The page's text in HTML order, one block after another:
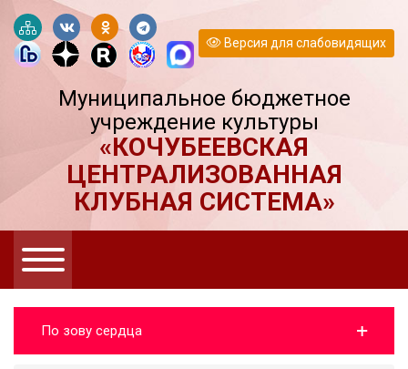
Версия для слабовидящих
Муниципальное бюджетное
учреждение культуры
«КОЧУБЕЕВСКАЯ
ЦЕНТРАЛИЗОВАННАЯ
КЛУБНАЯ СИСТЕМА»
По зову сердца